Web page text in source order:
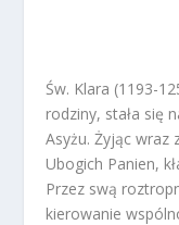
Św. Klara (1193-
rodziny, stała się
Asyżu. Żyjąc wraz
Ubogich Panien,
Przez swą
kierowanie